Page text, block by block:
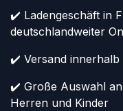
✔️ Ladengeschäft in
deutschlandweiter
✔️ Versand innerhalb
✔️ Große Auswahl
Herren und Kinder